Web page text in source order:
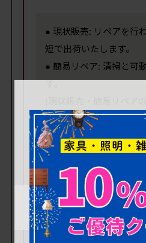
● 現状販売: リペアを行
短で出荷いたします。
● 簡易リペア: 清掃と可
す。
※現状販売では、安価でご
確認や追加撮影の対応は
しても希望される場合は
途、定価の10%)
また、出荷時も清掃等は
お届けとなります。